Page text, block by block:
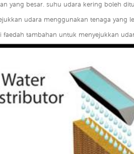
yang besar. suhu udara kering boleh
udara menggunakan tenaga yang
faedah tambahan untuk menyejukkan